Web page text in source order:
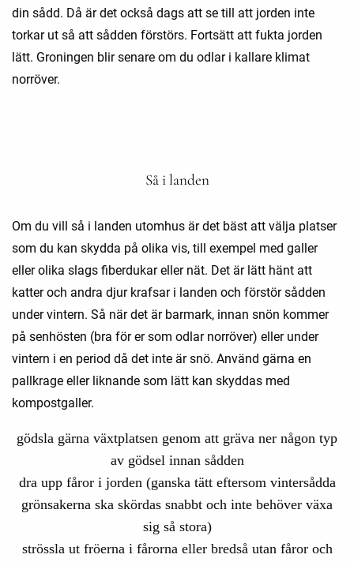
din sådd. Då är det också dags att se till att jorden inte
torkar ut så att sådden förstörs. Fortsätt att fukta jorden
lätt. Groningen blir senare om du odlar i kallare klimat
norröver.
Så i landen
Om du vill så i landen utomhus är det bäst att välja platser
som du kan skydda på olika vis, till exempel med galler
eller olika slags fiberdukar eller nät. Det är lätt hänt att
katter och andra djur krafsar i landen och förstör sådden
under vintern. Så när det är barmark, innan snön kommer
på senhösten (bra för er som odlar norröver) eller under
vintern i en period då det inte är snö. Använd gärna en
pallkrage eller liknande som lätt kan skyddas med
kompostgaller.
gödsla gärna växtplatsen genom att gräva ner någon typ
av gödsel innan sådden
dra upp fåror i jorden (ganska tätt eftersom vintersådda
grönsakerna ska skördas snabbt och inte behöver växa
sig så stora)
strössla ut fröerna i fårorna eller bredså utan fåror och